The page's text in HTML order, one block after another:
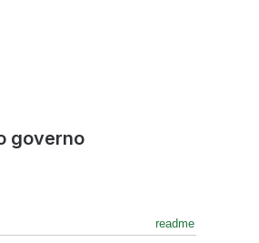
governo
readme